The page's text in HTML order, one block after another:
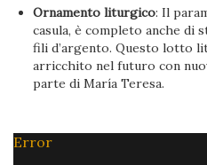
Ornamento liturgico: Il
casula, è completo anche di
fili d’argento. Questo lotto
arricchito nel futuro con
parte di María Teresa.
Error